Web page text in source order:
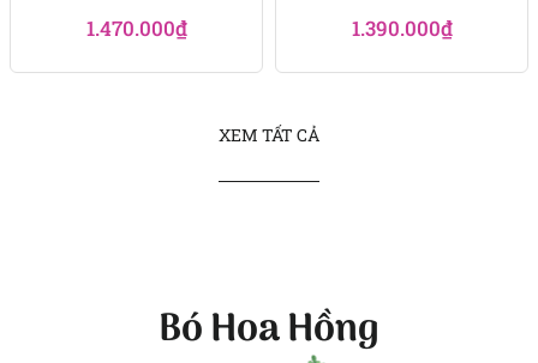
1.470.000₫ 1.390.000₫
XEM TẤT CẢ
Bó Hoa Hồng